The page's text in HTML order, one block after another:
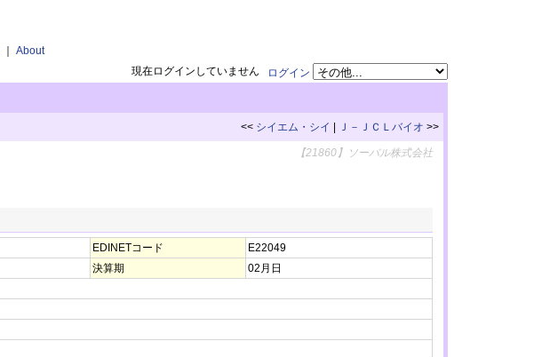
｜ About
ログイン
現在ログインしていません
<< シイエム・シイ Ｊ－ＪＣＬバイオ >>
【21860】ソーバル株式会社
EDINETコード
E22049
決算期
02月日